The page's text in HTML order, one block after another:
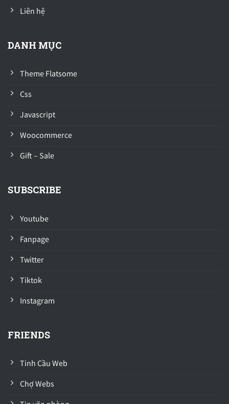
Liên hệ
DANH MỤC
Theme Flatsome
Css
Javascript
Woocommerce
Gift – Sale
SUBSCRIBE
Youtube
Fanpage
Twitter
Tiktok
Instagram
FRIENDS
Tinh Cầu Web
Chợ Webs